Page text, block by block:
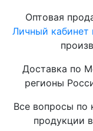
Оптовая
Личный кабинет
Доставка по
регионы
Все вопросы по
продукции